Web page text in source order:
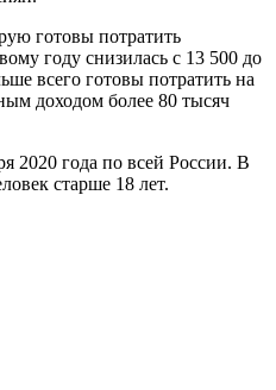
готовы потратить
году снизилась с 13 500 до
всего готовы потратить на
доходом более 80 тысяч
2020 года по всей России. В
старше 18 лет.